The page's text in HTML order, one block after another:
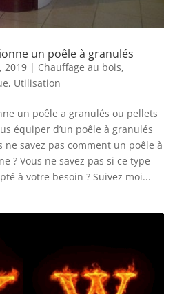
un poêle à granulés
2019| Chauffage au bois,
, Utilisation
un poêle a granulés ou pellets
équiper d’un poêle à granulés
ne savez pas comment un poêle à
? Vous ne savez pas si ce type
à votre besoin ? Suivez moi...